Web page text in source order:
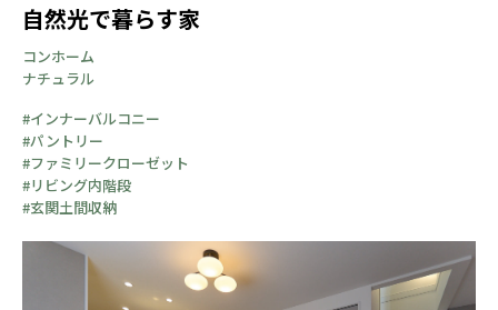
自然光で暮らす家
コンホーム
ナチュラル
インナーバルコニー
パントリー
ファミリークローゼット
リビング内階段
玄関土間収納